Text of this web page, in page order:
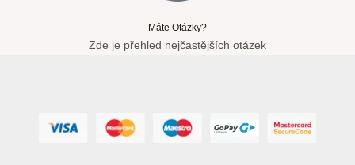
Máte Otázky?
Zde je přehled nejčastějších otázek